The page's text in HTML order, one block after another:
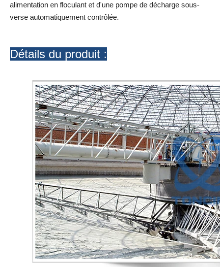
alimentation en floculant et d'une pompe de décharge sous-
verse automatiquement contrôlée.
Détails du produit :